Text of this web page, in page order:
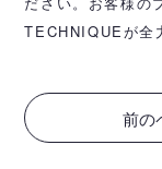
TECHNIQUEが全
前の